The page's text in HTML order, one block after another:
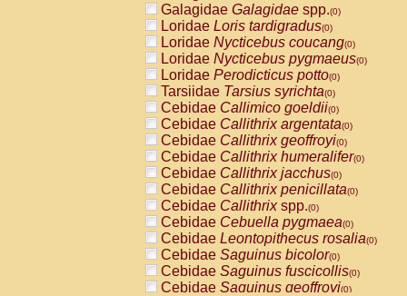
Galagidae Galagidae spp.(0)
Loridae Loris tardigradus(0)
Loridae Nycticebus coucang(0)
Loridae Nycticebus pygmaeus(0)
Loridae Perodicticus potto(0)
Tarsiidae Tarsius syrichta(0)
Cebidae Callimico goeldii(0)
Cebidae Callithrix argentata(0)
Cebidae Callithrix geoffroyi(0)
Cebidae Callithrix humeralifer(0)
Cebidae Callithrix jacchus(0)
Cebidae Callithrix penicillata(0)
Cebidae Callithrixspp.(0)
Cebidae Cebuella pygmaea(0)
Cebidae Leontopithecus rosalia(0)
Cebidae Saguinus bicolor(0)
Cebidae Saguinus fuscicollis(0)
Cebidae Saguinus geoffroyi(0)